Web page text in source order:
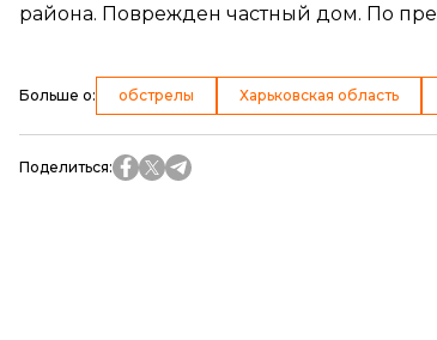
района. Поврежден частный дом. По
Больше о: обстрелы Харьковская область
Поделиться: